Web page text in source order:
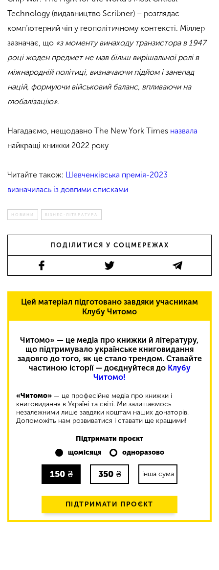
Technology (видавництво Scribner) – розглядає
комп’ютерний чіп у геополітичному контексті. Міллер
зазначає, що «з моменту винаходу транзистора в 1947
році жоден предмет не мав більш вирішальної ролі в
міжнародній політиці, визначаючи підйом і занепад
націй, формуючи військовий баланс, впливаючи на
глобалізацію».
Нагадаємо, нещодавно The New York Times назвала
найкращі книжки 2022 року
Читайте також: Шевченківська премія-2023
визначилась із довгими списками
НОВИНИ БІЗНЕС-ЛІТЕРАТУРА
ПОДІЛИТИСЯ У СОЦМЕРЕЖАХ
Цей матеріал підготовано завдяки учасникам
Клубу Читомо
Читомо» — це медіа про книжки й літературу,
що підтримувало українське книговидання
задовго до того, як це стало трендом. Ставайте
частиною історії — доєднуйтеся до Клубу
Читомо!
«Читомо» — це професійне медіа про книжки і
книговидання в Україні та світі. Ми залишаємось
незалежними лише завдяки коштам наших донаторів.
Допоможіть нам розвиватися і ставати ще кращими!
Підтримати проєкт
щомісяця
одноразово
150 ₴ 350 ₴ інша сума
ПІДТРИМАТИ ПРОЄКТ